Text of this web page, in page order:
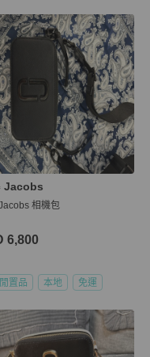
Jacobs
相機包
6,800
置品 本地 免運